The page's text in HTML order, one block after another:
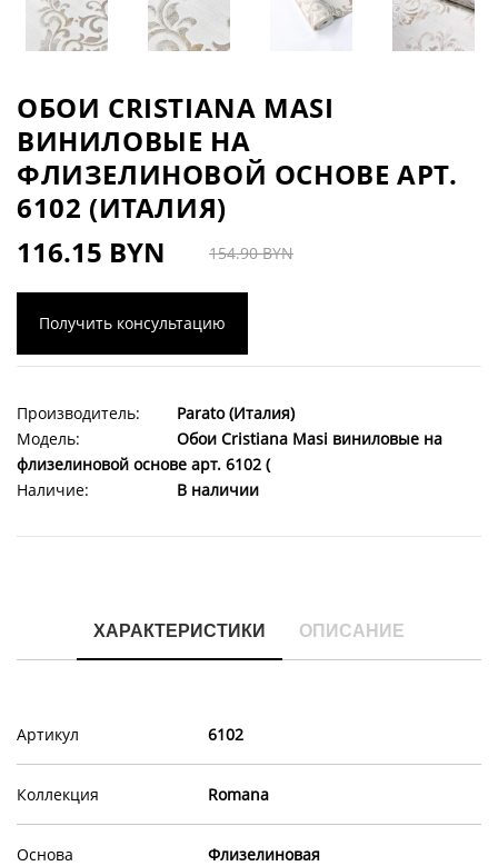
ОБОИ CRISTIANA MASI
ВИНИЛОВЫЕ НА
ФЛИЗЕЛИНОВОЙ ОСНОВЕ АРТ.
6102 (ИТАЛИЯ)
116.15 BYN
154.90 BYN
Получить консультацию
Производитель:
Parato (Италия)
Модель:
Обои Cristiana Masi виниловые на
флизелиновой основе арт. 6102 (
Наличие:
В наличии
ХАРАКТЕРИСТИКИ ОПИСАНИЕ
Артикул 6102
Коллекция Romana
Основа Флизелиновая